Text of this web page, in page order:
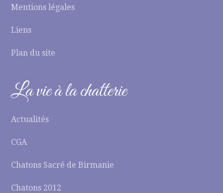
Mentions légales
Liens
Plan du site
La vie à la chatterie
Actualités
CGA
Chatons Sacré de Birmanie
Chatons 2012